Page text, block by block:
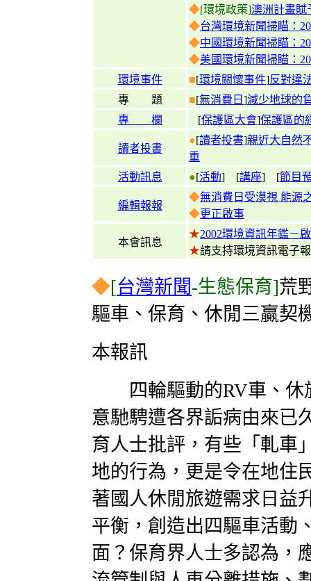
◆[環境政策]澳洲計畫賦
◆台灣環境新聞掃瞄：
◆中國環境新聞掃瞄：
◆美國環境新聞掃瞄：
環境事件
■[環境關懷事件]反對違
專 題
■[無消費日 ]減少地球的
專 欄
[保護區大會]保護區的
讀者投書
●[讀者投書]親近大自然
重
活動訊息
●[活動] [講座] [節目
編輯報報
◆無消費日受漠視 能源
◆更正啟事
本會訊息
★2002環境資訊年鑑－
★請支持環境資訊電子
◆[台灣新聞-生態保育]荒
驅車、保育、休閒三贏契
本報訊
四輪驅動的RV車、休
意馳騁遭各界詬病由來已
育人士批評，有些「軋車
地的行為，更是令在地住
著國人休閒旅遊需求日益
平衡，創造出四驅車活動
面？保育界人士多認為，